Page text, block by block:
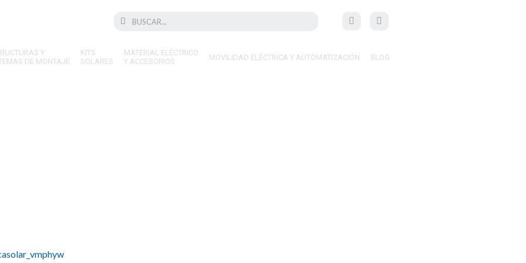
Search
Search
Y
DE MONTAJE
KITS
SOLARES
MATERIAL ELÉCTRICO
Y ACCESORIOS
MOVILIDAD ELÉCTRICA Y AUTOMATIZACIÓN BLOG